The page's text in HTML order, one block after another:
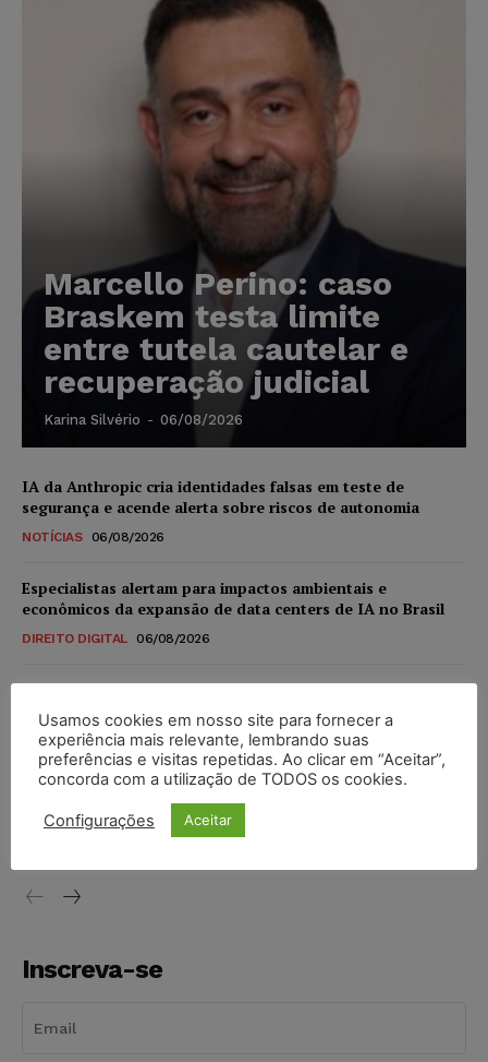
Marcello Perino: caso
Braskem testa limite
entre tutela cautelar e
recuperação judicial
Karina Silvério - 06/08/2026
IA da Anthropic cria identidades falsas em teste de
segurança e acende alerta sobre riscos de autonomia
NOTÍCIAS 06/08/2026
Especialistas alertam para impactos ambientais e
econômicos da expansão de data centers de IA no Brasil
DIREITO DIGITAL 06/08/2026
TSE reforça que sistemas das urnas eletrônicas tornam-se
invioláveis após assinatura digital e lacração
NOTÍCIAS 06/08/2026
STF inicia julgamento sobre constitucionalidade da
proibição dos jogos de azar no Brasil
Inscreva-se
Usamos cookies em nosso site para fornecer a
experiência mais relevante, lembrando suas
preferências e visitas repetidas. Ao clicar em “Aceitar”,
concorda com a utilização de TODOS os cookies.
Configurações Aceitar